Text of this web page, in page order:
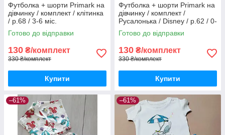
Футболка + шорти Primark на
дівчинку / комплект / клітинка
/ р.68 / 3-6 міс.
Готово до відправки
130 ₴/комплект
330 ₴/комплект
Купити
Футболка + шорти Primark на
дівчинку / комплект /
Русалонька / Disney / р.62 / 0-
3 місяці / більшомір
Готово до відправки
130 ₴/комплект
330 ₴/комплект
Купити
–61% –61%